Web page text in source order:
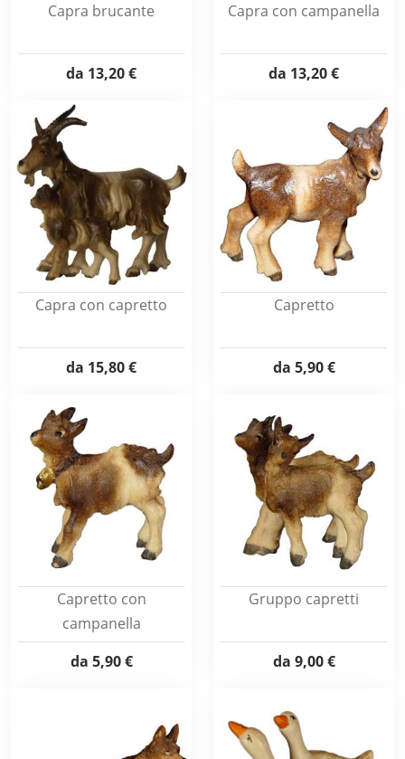
Capra brucante
da 13,20 €
Capra con campanella
da 13,20 €
Capra con capretto
da 15,80 €
Capretto
da 5,90 €
Capretto con
campanella
da 5,90 €
Gruppo capretti
da 9,00 €